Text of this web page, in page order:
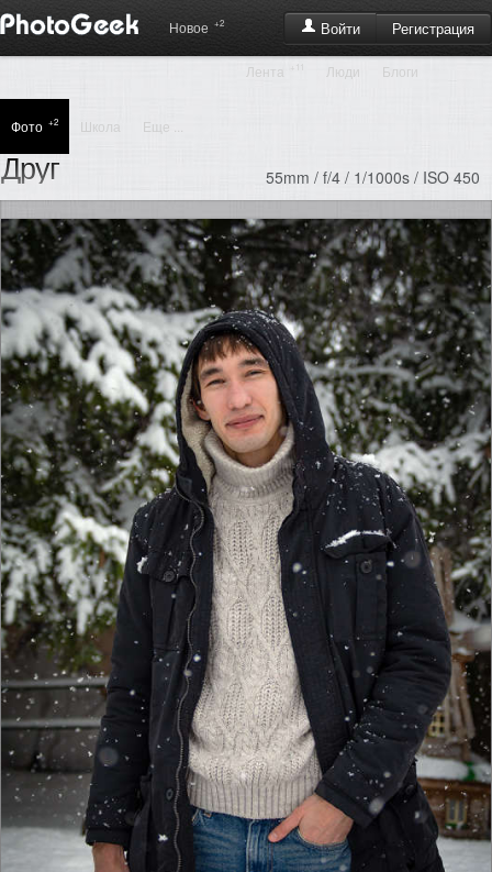
Войти Регистрация
Новое +2
Лента Люди Блоги
Фото +2 Школа Еще ...
Друг 55mm / f/4 / 1/1000s / ISO 450